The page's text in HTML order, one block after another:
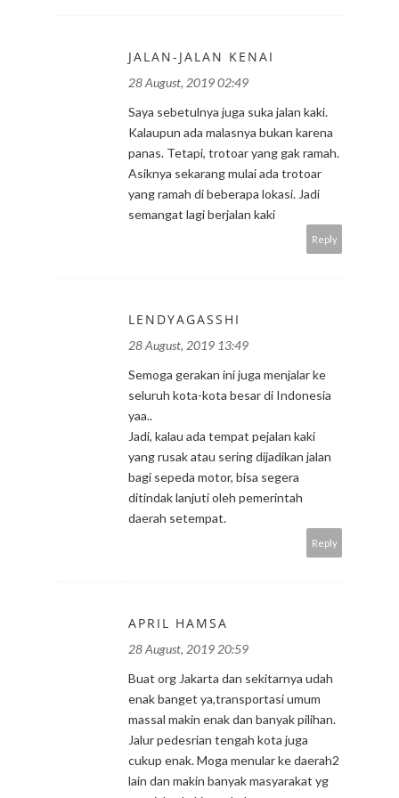
JALAN-JALAN KENAI
28 August, 2019 02:49
Saya sebetulnya juga suka jalan kaki.
Kalaupun ada malasnya bukan karena
panas. Tetapi, trotoar yang gak ramah.
Asiknya sekarang mulai ada trotoar
yang ramah di beberapa lokasi. Jadi
semangat lagi berjalan kaki
Reply
LENDYAGASSHI
28 August, 2019 13:49
Semoga gerakan ini juga menjalar ke
seluruh kota-kota besar di Indonesia
yaa..
Jadi, kalau ada tempat pejalan kaki
yang rusak atau sering dijadikan jalan
bagi sepeda motor, bisa segera
ditindak lanjuti oleh pemerintah
daerah setempat.
Reply
APRIL HAMSA
28 August, 2019 20:59
Buat org Jakarta dan sekitarnya udah
enak banget ya,transportasi umum
massal makin enak dan banyak pilihan.
Jalur pedesrian tengah kota juga
cukup enak. Moga menular ke daerah2
lain dan makin banyak masyarakat yg